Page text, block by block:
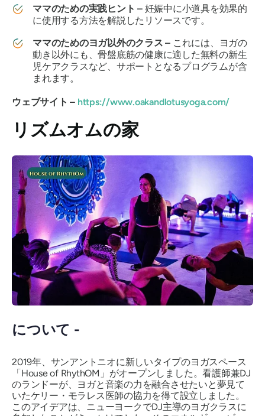
ママのための実践ヒント – 妊娠中に小道具を効果的
に使用する方法を解説したリソースです。
ママのためのヨガ以外のクラス – これには、ヨガの
動き以外にも、骨盤底筋の健康に適した無料の新生
児ケアクラスなど、サポートとなるプログラムが含
まれます。
ウェブサイト – https://www.oakandlotusyoga.com/
リズムオムの家
について -
2019年、サンアントニオに新しいタイプのヨガスペース
「House of RhythOM」がオープンしました。看護師兼DJ
のランドーが、ヨガと音楽の力を融合させたいと夢見て
いたケリー・モラレス医師の協力を得て設立しました。
このアイデアは、ニューヨークでDJ主導のヨガクラスに